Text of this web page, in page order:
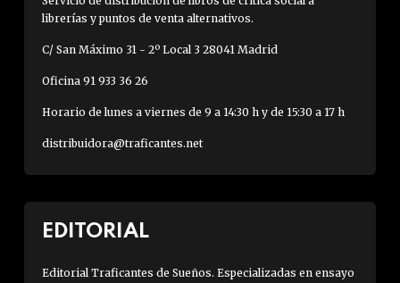
librerías y puntos de venta alternativos.
C/ San Máximo 31 - 2º Local 3 28041 Madrid
Oficina 91 933 36 26
Horario de lunes a viernes de 9 a 14:30 h y de 15:30 a 17 h
distribuidora@traficantes.net
EDITORIAL
Editorial Traficantes de Sueños. Especializadas en ensayo